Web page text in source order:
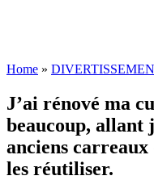
Home »
J’ai rénové ma
beaucoup, allant
anciens carreaux
les réutiliser.